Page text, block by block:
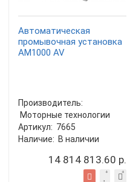
Автоматическая
промывочная установка
АМ1000 AV
Производитель:
Моторные технологии
Артикул: 7665
Наличие: В наличии
14 814 813.60 р.